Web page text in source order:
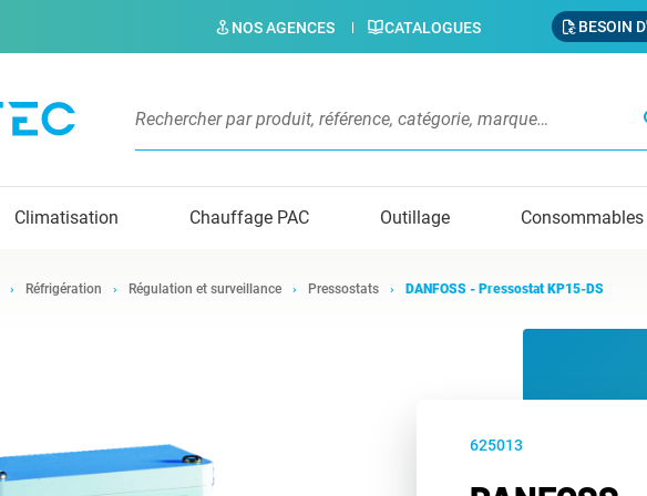
NOS AGENCES CATALOGUES BESOIN
Climatisation Chauffage PAC Outillage Consommables
Réfrigération Régulation et surveillance Pressostats DANFOSS - Pressostat KP15-DS
625013